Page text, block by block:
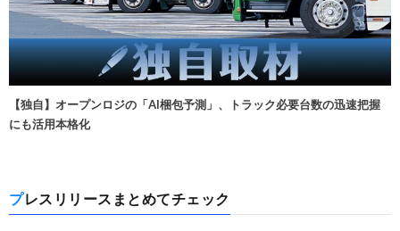
【独自】オープンロジの「AI梱包予測」、トラック必要台数の迅速把握
にも活用本格化
プレスリリースまとめてチェック